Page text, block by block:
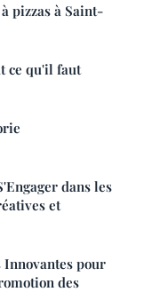
pizzas à Saint-
ce qu'il faut
dans les
et
Innovantes pour
des